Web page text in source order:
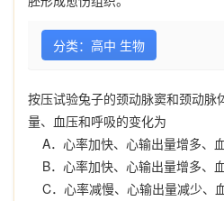
分类：高中 生物
按压试验兔子的颈动脉窦和颈动脉
量、血压和呼吸的变化为
A．心率加快、心输出量增多、
B．心率加快、心输出量增多、
C．心率减慢、心输出量减少、